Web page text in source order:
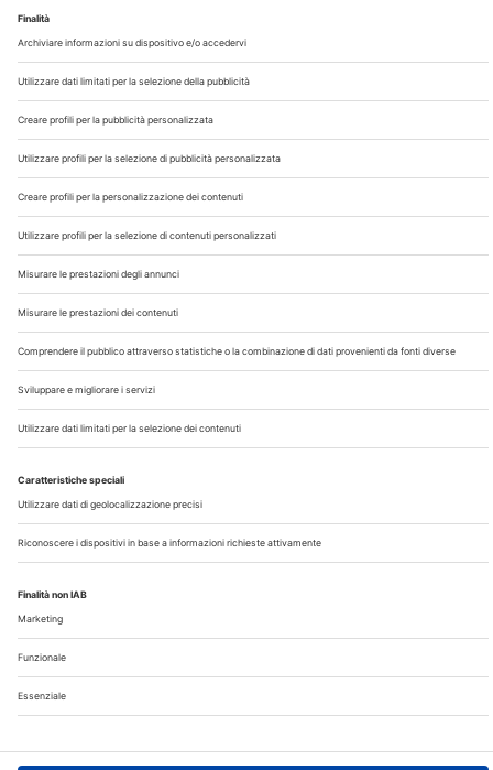
Chi Siamo
Contatti
Note Legali
Privacy
©2026 Edra S.p.a | www.edraspa.it | P.iva 08056040960
20134 Milano (Italy)
Registrazione Tribunale di Milano n° 5578/2022 del
5/05/2022